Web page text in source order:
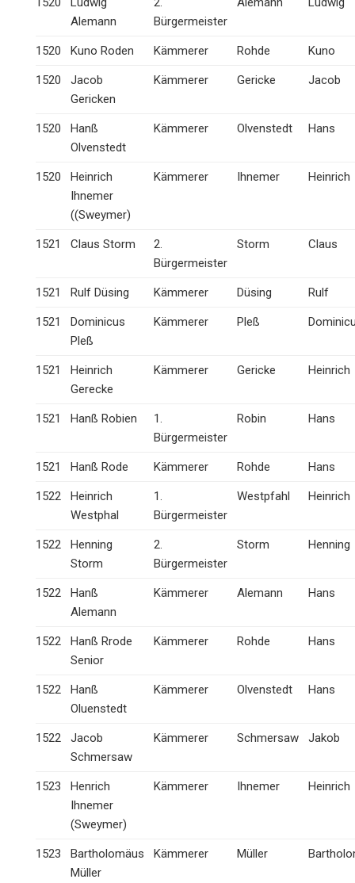
Alemann
Bürgermeister
1520 Kuno Roden Kämmerer Rohde Kuno
1520
Jacob
Gericken
Kämmerer Gericke Jacob
1520
Hanß
Olvenstedt
Kämmerer Olvenstedt Hans
1520
Heinrich
Ihnemer
((Sweymer)
Kämmerer Ihnemer Heinrich
1521 Claus Storm
2.
Bürgermeister
Storm Claus
1521 Rulf Düsing Kämmerer Düsing Rulf
1521
Dominicus
Pleß
Kämmerer Pleß
1521
Heinrich
Gerecke
Kämmerer Gericke Heinrich
1521 Hanß Robien
1.
Bürgermeister
Robin Hans
1521 Hanß Rode Kämmerer Rohde Hans
1522
Heinrich
Westphal
1.
Bürgermeister
Westpfahl Heinrich
1522
Henning
Storm
2.
Bürgermeister
Storm Henning
1522
Hanß
Alemann
Kämmerer Alemann Hans
1522
Hanß Rrode
Senior
Kämmerer Rohde Hans
1522
Hanß
Oluenstedt
Kämmerer Olvenstedt Hans
1522
Jacob
Schmersaw
Kämmerer Schmersaw Jakob
1523
Henrich
Ihnemer
(Sweymer)
Kämmerer Ihnemer Heinrich
1523
Bartholomäus
Müller
Kämmerer Müller